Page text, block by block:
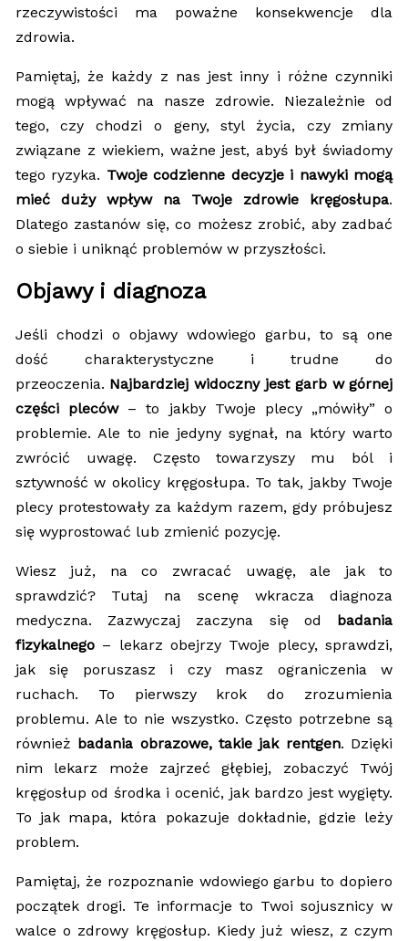
rzeczywistości ma poważne konsekwencje dla
zdrowia.
Pamiętaj, że każdy z nas jest inny i różne czynniki
mogą wpływać na nasze zdrowie. Niezależnie od
tego, czy chodzi o geny, styl życia, czy zmiany
związane z wiekiem, ważne jest, abyś był świadomy
tego ryzyka. Twoje codzienne decyzje i nawyki mogą
mieć duży wpływ na Twoje zdrowie kręgosłupa.
Dlatego zastanów się, co możesz zrobić, aby zadbać
o siebie i uniknąć problemów w przyszłości.
Objawy i diagnoza
Jeśli chodzi o objawy wdowiego garbu, to są one
dość charakterystyczne i trudne do
przeoczenia. Najbardziej widoczny jest garb w górnej
części pleców– to jakby Twoje plecy „mówiły” o
problemie. Ale to nie jedyny sygnał, na który warto
zwrócić uwagę. Często towarzyszy mu ból i
sztywność w okolicy kręgosłupa. To tak, jakby Twoje
plecy protestowały za każdym razem, gdy próbujesz
się wyprostować lub zmienić pozycję.
Wiesz już, na co zwracać uwagę, ale jak to
sprawdzić? Tutaj na scenę wkracza diagnoza
medyczna. Zazwyczaj zaczyna się od badania
fizykalnego– lekarz obejrzy Twoje plecy, sprawdzi,
jak się poruszasz i czy masz ograniczenia w
ruchach. To pierwszy krok do zrozumienia
problemu. Ale to nie wszystko. Często potrzebne są
również badania obrazowe, takie jak rentgen. Dzięki
nim lekarz może zajrzeć głębiej, zobaczyć Twój
kręgosłup od środka i ocenić, jak bardzo jest wygięty.
To jak mapa, która pokazuje dokładnie, gdzie leży
problem.
Pamiętaj, że rozpoznanie wdowiego garbu to dopiero
początek drogi. Te informacje to Twoi sojusznicy w
walce o zdrowy kręgosłup. Kiedy już wiesz, z czym